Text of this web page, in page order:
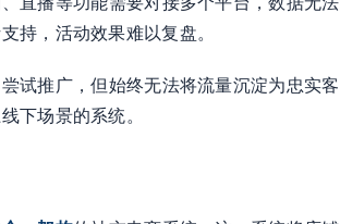
持，活动效果难以复盘。
试推广，但始终无法将流量沉淀为忠实
下场景的系统。